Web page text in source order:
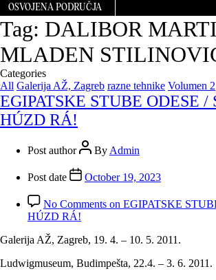
OSVOJENA PODRUČJA
Tag: DALIBOR
MLADEN
Categories
All Galerija AŽ, Zagreb razne tehnike Volumen 2
EGIPATSKE STUBE ODESE /
HÚZD RÁ!
Post author By Admin
Post date October 19, 2023
No Comments on EGIPATSKE
HÚZD RÁ!
Galerija AŽ, Zagreb, 19. 4. – 10. 5. 2011.
Ludwigmuseum, Budimpešta, 22.4. – 3. 6. 2011.